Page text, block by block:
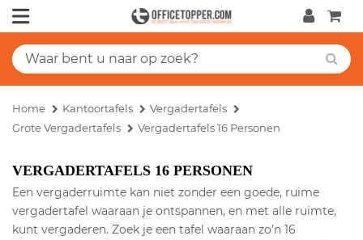
Home Kantoortafels
Vergadertafels
Grote Vergadertafels
Vergadertafels 16 Personen
VERGADERTAFELS 16 PERSONEN
Een vergaderruimte kan niet zonder een goede, ruime
vergadertafel waaraan je ontspannen, en met alle ruimte,
kunt vergaderen. Zoek je een tafel waaraan zo’n 16